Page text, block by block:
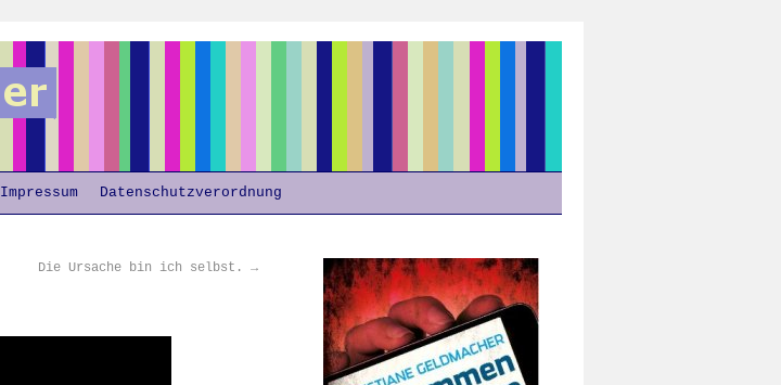
Impressum Datenschutzverordnung
Die Ursache bin ich selbst. →